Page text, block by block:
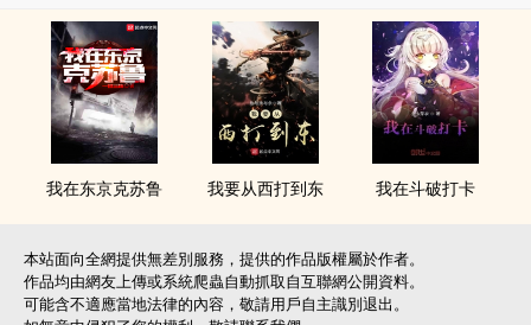
我在东京克苏鲁 我要从西打到东 我在斗破打卡
本站面向全網提供無差別服務，提供的作品版權屬於作者。
作品均由網友上傳或系統爬蟲自動抓取自互聯網公開資料。
可能含不適應當地法律的內容，敬請用戶自主識別退出。